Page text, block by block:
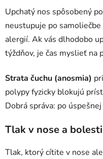
Upchatý nos spôsobený
neustupuje po
alergií. Ak vás dlhodobo
týždňov, je čas myslieť na
Strata čuchu (anosmia)
polypy fyzicky blokujú
Dobrá správa: po
Tlak v nose a
Tlak, ktorý cítite v nose